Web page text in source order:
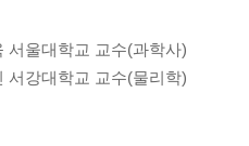
서울대학교 교수(과학사)
서강대학교 교수(물리학)